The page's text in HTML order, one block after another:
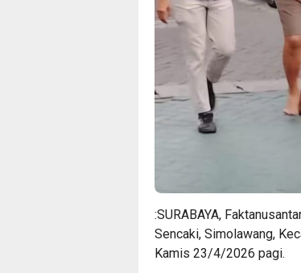
:SURABAYA,
Sencaki, Simolawang,
Kamis 23/4/2026 pagi.